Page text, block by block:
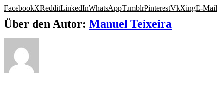
FacebookXRedditLinkedInWhatsAppTumblrPinterestVkXingE-Mail
Über den Autor: Manuel Teixeira